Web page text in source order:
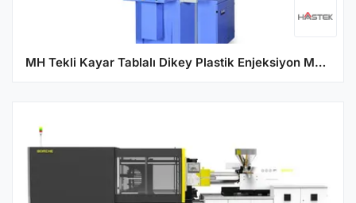
MH Tekli Kayar Tablalı Dikey Plastik Enjeksiyon Makine Serisi